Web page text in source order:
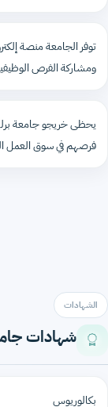
توفر الجامعة منصة
ومشاركة الفرص
يحظى خريجو جامعة
فرصهم في سوق العمل
الشهادات
شهادات
بكالوريوس